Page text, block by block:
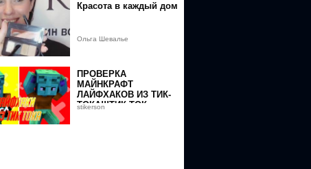
Красота в каждый дом
Ольга Шевалье
ПРОВЕРКА
МАЙНКРАФТ
ЛАЙФХАКОВ ИЗ ТИК-
ТОКА!!!ТИК ТОК
stikerson